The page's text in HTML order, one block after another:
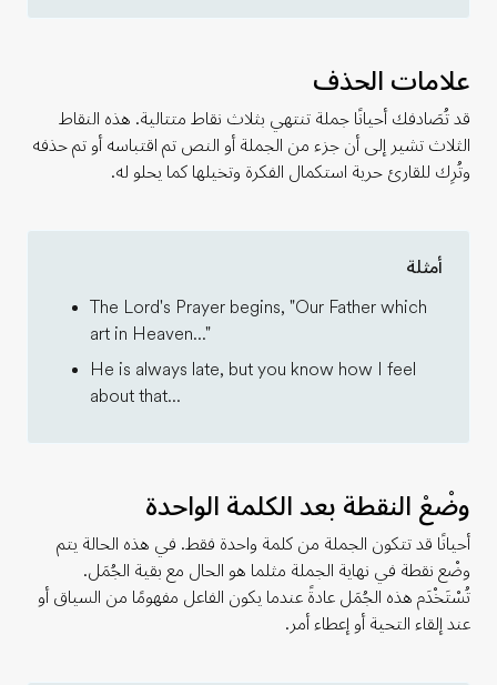
علامات الحذف
قد تُصَادفك أحيانًا جملة تنتهي بثلاث نقاط متتالية. هذه النقاط
الثلاث تشير إلى أن جزء من الجملة أو النص تم اقتباسه أو تم حذفه
وتُرِك للقارئ حرية استكمال الفكرة وتخيلها كما يحلو له.
أمثلة
The Lord's Prayer begins, "Our Father which
art in Heaven..."
He is always late, but you know how I feel
about that...
وضْعْ النقطة بعد الكلمة الواحدة
أحيانًا قد تتكون الجملة من كلمة واحدة فقط. في هذه الحالة يتم
وضْع نقطة في نهاية الجملة مثلما هو الحال مع بقية الجُمَل.
تُسْتَخْدَم هذه الجُمَل عادةً عندما يكون الفاعل مفهومًا من السياق أو
عند إلقاء التحية أو إعطاء أمر.